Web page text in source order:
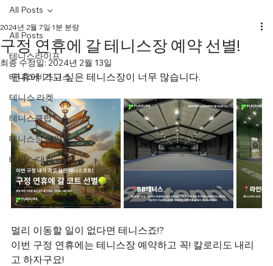
All Posts
테니스라이프
테니스 비즈니스
테니스 라켓
테니스클럽
테니스장 예약
테니스 대회
All Posts
구정 연휴에 갈 테니스장 예약 선별!
2024년 2월 7일 1분 분량
최종 수정일: 2024년 2월 13일
연휴에 가고 싶은 테니스장이 너무 많습니다.
멀리 이동할 일이 없다면 테니스죠!?
이번 구정 연휴에는 테니스장 예약하고 꼭! 칼로리도 내리
고 하자구요!